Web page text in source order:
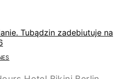
Tubądzin zadebiutuje na